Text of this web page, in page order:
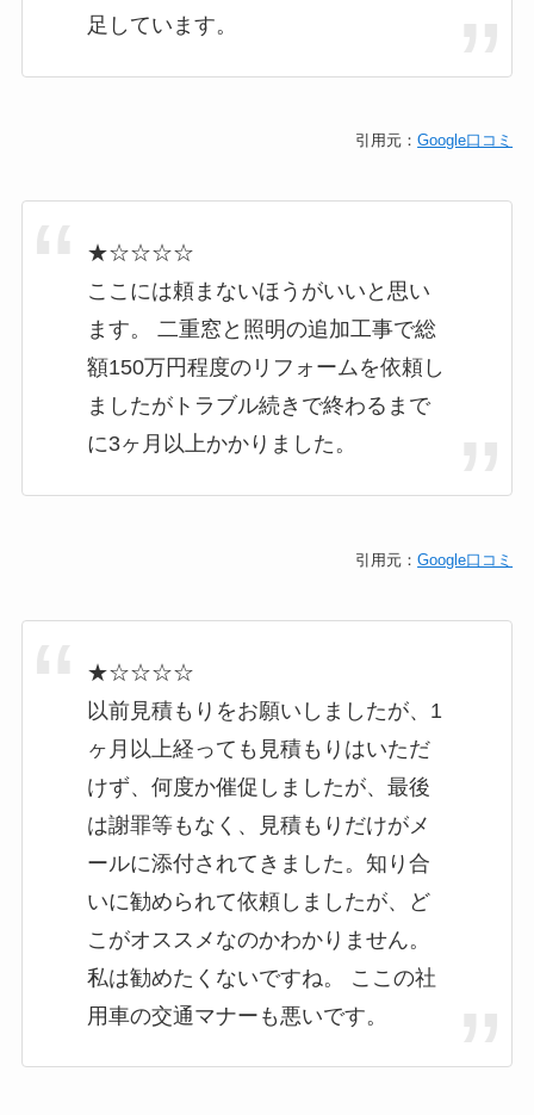
足しています。
引用元：Google口コミ
★☆☆☆☆
ここには頼まないほうがいいと思い
ます。 二重窓と照明の追加工事で総
額150万円程度のリフォームを依頼し
ましたがトラブル続きで終わるまで
に3ヶ月以上かかりました。
引用元：Google口コミ
★☆☆☆☆
以前見積もりをお願いしましたが、1
ヶ月以上経っても見積もりはいただ
けず、何度か催促しましたが、最後
は謝罪等もなく、見積もりだけがメ
ールに添付されてきました。知り合
いに勧められて依頼しましたが、ど
こがオススメなのかわかりません。
私は勧めたくないですね。 ここの社
用車の交通マナーも悪いです。